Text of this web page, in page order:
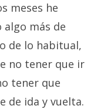
meses he
algo más de
de lo habitual,
no tener que ir
tener que
de ida y vuelta.